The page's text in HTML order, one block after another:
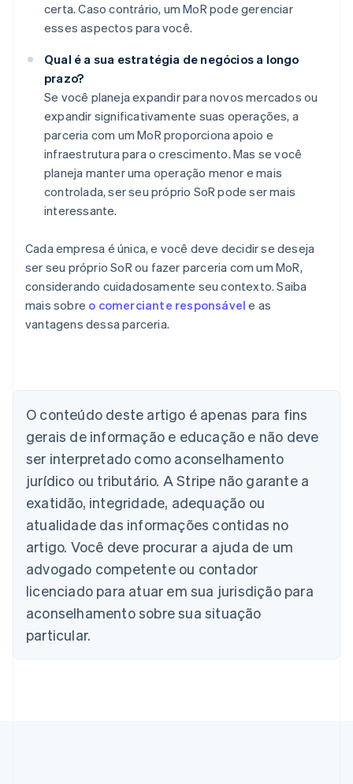
certa. Caso contrário, um MoR pode gerenciar
esses aspectos para você.
Qual é a sua estratégia de negócios a longo
prazo?
Se você planeja expandir para novos mercados ou
expandir significativamente suas operações, a
parceria com um MoR proporciona apoio e
infraestrutura para o crescimento. Mas se você
planeja manter uma operação menor e mais
controlada, ser seu próprio SoR pode ser mais
interessante.
Cada empresa é única, e você deve decidir se deseja
ser seu próprio SoR ou fazer parceria com um MoR,
considerando cuidadosamente seu contexto. Saiba
mais sobre o comerciante responsável e as
vantagens dessa parceria.
O conteúdo deste artigo é apenas para fins
gerais de informação e educação e não deve
ser interpretado como aconselhamento
jurídico ou tributário. A Stripe não garante a
exatidão, integridade, adequação ou
atualidade das informações contidas no
artigo. Você deve procurar a ajuda de um
advogado competente ou contador
licenciado para atuar em sua jurisdição para
aconselhamento sobre sua situação
particular.
Austrália
Áustria
DeutschEnglish
Bélgica
English
Brasil
PortuguêsEnglish
Bulgária
English
Canadá
English Français
China continental
简体中文 English
Chipre
Croácia